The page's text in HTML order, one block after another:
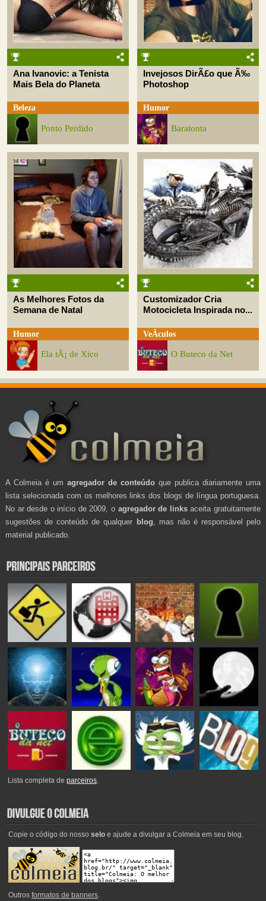
Ana Ivanovic: a Tenista
Mais Bela do Planeta
Beleza
Ponto Perdido
Invejosos DirÃ£o que Ã‰
Photoshop
Humor
Baratonta
As Melhores Fotos da
Semana de Natal
Humor
Ela tÃ¡ de Xico
Customizador Cria
Motocicleta Inspirada no...
VeÃ­culos
O Buteco da Net
A Colmeia é um agregador de conteúdo que publica diariamente uma
lista selecionada com os melhores links dos blogs de língua portuguesa.
No ar desde o início de 2009, o agregador de linksaceita gratuitamente
sugestões de conteúdo de qualquer blog , mas não é responsável pelo
material publicado.
Lista completa deparceiros.
Copie o código do nosso seloe ajude a divulgar a Colmeia em seu blog.
Outros formatos de banners.